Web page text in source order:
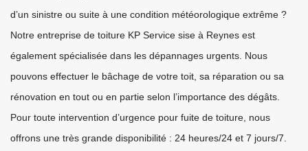
d’un sinistre ou suite à une condition météorologique extrême ?
Notre entreprise de toiture KP Service sise à Reynes est
également spécialisée dans les dépannages urgents. Nous
pouvons effectuer le bâchage de votre toit, sa réparation ou sa
rénovation en tout ou en partie selon l’importance des dégâts.
Pour toute intervention d’urgence pour fuite de toiture, nous
offrons une très grande disponibilité : 24 heures/24 et 7 jours/7.